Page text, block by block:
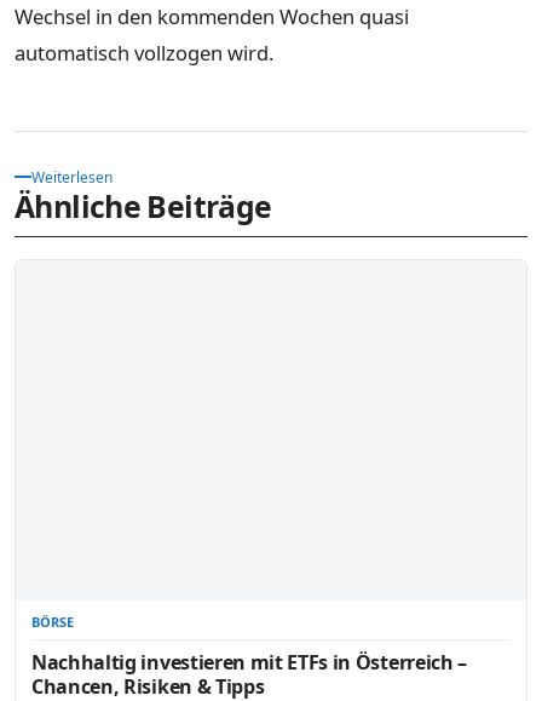
Wechsel in den kommenden Wochen quasi
automatisch vollzogen wird.
Weiterlesen
Ähnliche Beiträge
BÖRSE
Nachhaltig investieren mit ETFs in Österreich –
Chancen, Risiken & Tipps